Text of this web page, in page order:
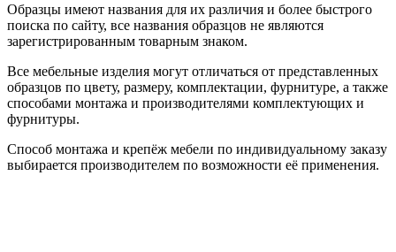
Образцы имеют названия для их различия и более быстрого
поиска по сайту, все названия образцов не являются
зарегистрированным товарным знаком.
Все мебельные изделия могут отличаться от представленных
образцов по цвету, размеру, комплектации, фурнитуре, а также
способами монтажа и производителями комплектующих и
фурнитуры.
Способ монтажа и крепёж мебели по индивидуальному заказу
выбирается производителем по возможности её применения.